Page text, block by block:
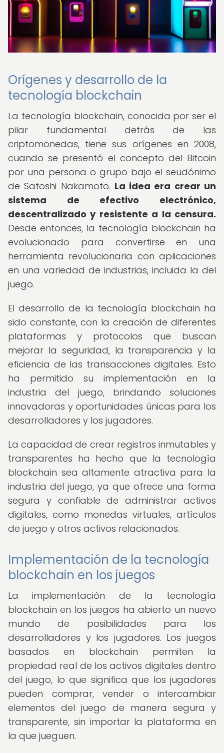
Orígenes y desarrollo de la
tecnología blockchain
La tecnología blockchain, conocida por ser el
pilar fundamental detrás de las
criptomonedas, tiene sus orígenes en 2008,
cuando se presentó el concepto del Bitcoin
por una persona o grupo bajo el seudónimo
de Satoshi Nakamoto. La idea era crear un
sistema de efectivo electrónico,
descentralizado y resistente a la censura.
Desde entonces, la tecnología blockchain ha
evolucionado para convertirse en una
herramienta revolucionaria con aplicaciones
en una variedad de industrias, incluida la del
juego.
El desarrollo de la tecnología blockchain ha
sido constante, con la creación de diferentes
plataformas y protocolos que buscan
mejorar la seguridad, la transparencia y la
eficiencia de las transacciones digitales. Esto
ha permitido su implementación en la
industria del juego, brindando soluciones
innovadoras y oportunidades únicas para los
desarrolladores y los jugadores.
La capacidad de crear registros inmutables y
transparentes ha hecho que la tecnología
blockchain sea altamente atractiva para la
industria del juego, ya que ofrece una forma
segura y confiable de administrar activos
digitales, como monedas virtuales, artículos
de juego y otros activos relacionados.
Implementación de la tecnología
blockchain en los juegos
La implementación de la tecnología
blockchain en los juegos ha abierto un nuevo
mundo de posibilidades para los
desarrolladores y los jugadores. Los juegos
basados en blockchain permiten la
propiedad real de los activos digitales dentro
del juego, lo que significa que los jugadores
pueden comprar, vender o intercambiar
elementos del juego de manera segura y
transparente, sin importar la plataforma en
la que jueguen.